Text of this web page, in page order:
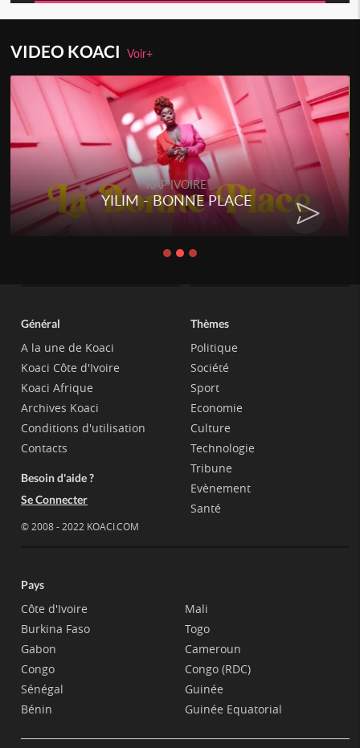
VIDEO KOACIVoir+
RAP IVOIRE
YILIM - BONNE PLACE
Général
A la une de Koaci
Koaci Côte d'Ivoire
Koaci Afrique
Archives Koaci
Conditions d'utilisation
Contacts
Besoin d'aide ?
Se Connecter
© 2008 - 2022 KOACI.COM
Thèmes
Politique
Société
Sport
Economie
Culture
Technologie
Tribune
Evènement
Santé
Pays
Côte d'Ivoire
Burkina Faso
Gabon
Congo
Sénégal
Bénin
Mali
Togo
Cameroun
Congo (RDC)
Guinée
Guinée Equatorial